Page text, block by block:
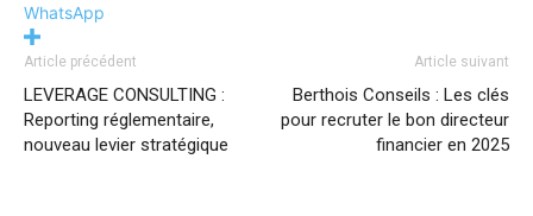
WhatsApp
Article précédent
LEVERAGE CONSULTING :
Reporting réglementaire,
nouveau levier stratégique
Article suivant
Berthois Conseils : Les clés
pour recruter le bon directeur
financier en 2025